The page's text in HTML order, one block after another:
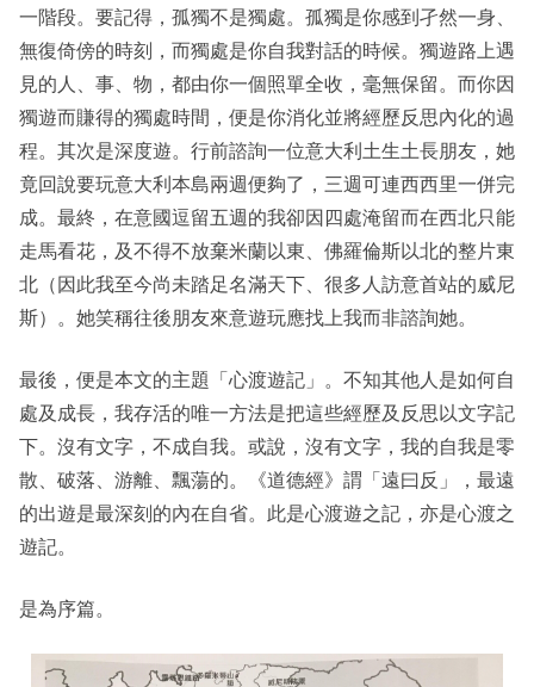
一階段。要記得，孤獨不是獨處。孤獨是你感到孑然一身、
無復倚傍的時刻，而獨處是你自我對話的時候。獨遊路上遇
見的人、事、物，都由你一個照單全收，毫無保留。而你因
獨遊而賺得的獨處時間，便是你消化並將經歷反思內化的過
程。其次是深度遊。行前諮詢一位意大利土生土長朋友，她
竟回說要玩意大利本島兩週便夠了，三週可連西西里一併完
成。最終，在意國逗留五週的我卻因四處淹留而在西北只能
走馬看花，及不得不放棄米蘭以東、佛羅倫斯以北的整片東
北（因此我至今尚未踏足名滿天下、很多人訪意首站的威尼
斯）。她笑稱往後朋友來意遊玩應找上我而非諮詢她。
最後，便是本文的主題「心渡遊記」。不知其他人是如何自
處及成長，我存活的唯一方法是把這些經歷及反思以文字記
下。沒有文字，不成自我。或說，沒有文字，我的自我是零
散、破落、游離、飄蕩的。《道德經》謂「遠曰反」，最遠
的出遊是最深刻的內在自省。此是心渡遊之記，亦是心渡之
遊記。
是為序篇。